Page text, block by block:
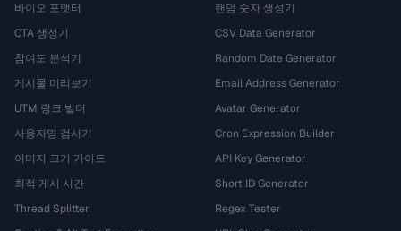
바이오 포맷터
CTA 생성기
참여도 분석기
게시물 미리보기
UTM 링크 빌더
사용자명 검사기
이미지 크기 가이드
최적 게시 시간
Thread Splitter
랜덤 숫자 생성기
CSV Data Generator
Random Date Generator
Email Address Generator
Avatar Generator
Cron Expression Builder
API Key Generator
Short ID Generator
Regex Tester